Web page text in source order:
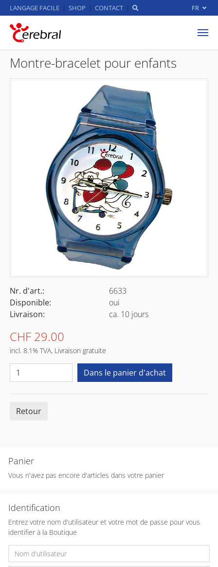
LANGAGE FACILE SHOP CONTACT FR
Panier
Vous n'avez pas encore d'articles dans votre panier
Identification
Entrez votre nom d'utilisateur et votre mot de passe pour vous
identifier à la Boutique
Montre-bracelet pour enfants
Nr. d'art.:
6633
Disponible:
oui
Livraison:
ca. 10 jours
CHF 29.00
incl. 8.1% TVA, Livraison gratuite
Retour